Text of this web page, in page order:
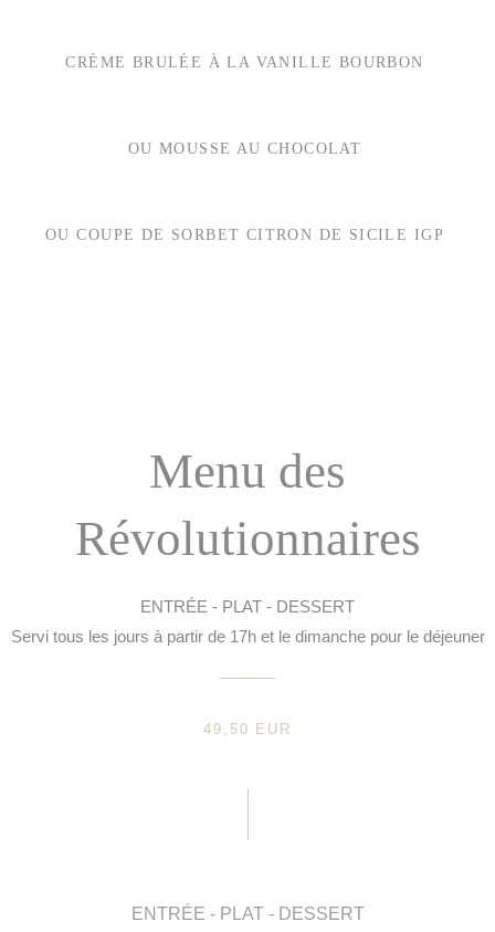
CRÈME BRULÉE À LA VANILLE BOURBON
OU MOUSSE AU CHOCOLAT
OU COUPE DE SORBET CITRON DE SICILE IGP
Menu des
Révolutionnaires
ENTRÉE - PLAT - DESSERT
Servi tous les jours à partir de 17h et le dimanche pour le déjeuner
49,50 EUR
ENTRÉE - PLAT - DESSERT